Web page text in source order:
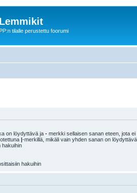
Lemmikit
tilalle perustettu foorumi
on löydyttävä ja - merkki sellaisen sanan eteen, jota ei
|-merkillä, mikäli vain yhden sanan on
hakuihin
hakuihin